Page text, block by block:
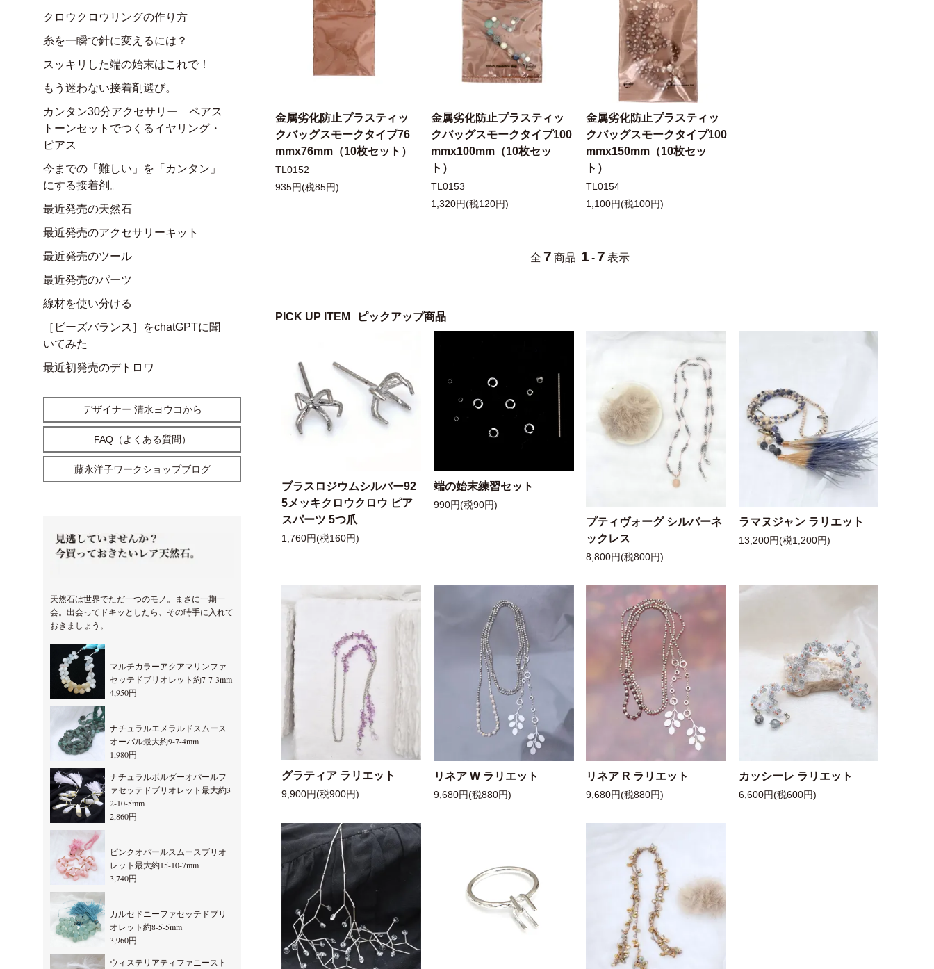
金属劣化防止プラスティッ
クバッグスモークタイプ76
mmx76mm（10枚セット）
TL0152
935円(税85円)
金属劣化防止プラスティッ
クバッグスモークタイプ100
mmx100mm（10枚セッ
ト）
TL0153
1,320円(税120円)
金属劣化防止プラスティッ
クバッグスモークタイプ100
mmx150mm（10枚セッ
ト）
TL0154
1,100円(税100円)
全 7 商品 1 - 7 表示
PICK UP ITEM ピックアップ商品
ブラスロジウムシルバー92
5メッキクロウクロウ ピア
スパーツ 5つ爪
1,760円(税160円)
端の始末練習セット
990円(税90円)
プティヴォーグ シルバーネ
ックレス
8,800円(税800円)
ラマヌジャン ラリエット
13,200円(税1,200円)
グラティア ラリエット
9,900円(税900円)
リネア W ラリエット
9,680円(税880円)
リネア R ラリエット
9,680円(税880円)
カッシーレ ラリエット
6,600円(税600円)
クロウクロウリングの作り方
糸を一瞬で針に変えるには？
スッキリした端の始末はこれで！
もう迷わない接着剤選び。
カンタン30分アクセサリー ペアス
トーンセットでつくるイヤリング・
ピアス
今までの「難しい」を「カンタン」
にする接着剤。
最近発売の天然石
最近発売のアクセサリーキット
最近発売のツール
最近発売のパーツ
線材を使い分ける
［ビーズバランス］をchatGPTに聞
いてみた
最近初発売のデトロワ
デザイナー 清水ヨウコから
FAQ（よくある質問）
藤永洋子ワークショップブログ
天然石は世界でただ一つのモノ。まさに一期一
会。出会ってドキッとしたら、その時手に入れて
おきましょう。
マルチカラーアクアマリンファ
セッテドブリオレット約7-7-3mm
4,950円
ナチュラルエメラルドスムース
オーバル最大約9-7-4mm
1,980円
ナチュラルボルダーオパールフ
ァセッテドブリオレット最大約3
2-10-5mm
2,860円
ピンクオパールスムースブリオ
レット最大約15-10-7mm
3,740円
カルセドニーファセッテドブリ
オレット約8-5-5mm
3,960円
ウィステリアティファニースト